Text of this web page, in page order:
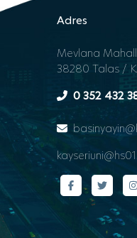
Adres
Mevlana
38280 Talas /
0 352 432